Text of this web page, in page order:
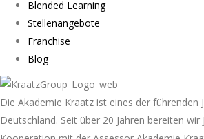
Blended Learning
Stellenangebote
Franchise
Blog
Die Akademie Kraatz ist eines der führenden
Deutschland. Seit über 20 Jahren bereiten wir